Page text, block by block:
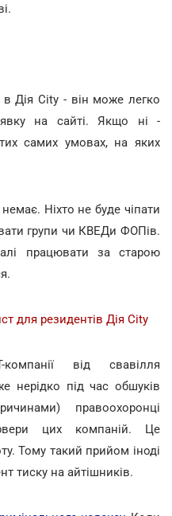
Дія City - він може легко
на сайті. Якщо ні -
самих умовах, на яких
Ніхто не буде чіпати
групи чи КВЕДи ФОПів.
працювати за старою
для резидентів Дія City
від свавілля
нерідко під час обшуків
правоохоронці
цих компаній. Це
Тому такий прийом іноді
тиску на айтішників.